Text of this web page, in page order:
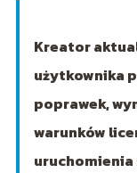
Kreator
użytkownika
poprawek,
warunków